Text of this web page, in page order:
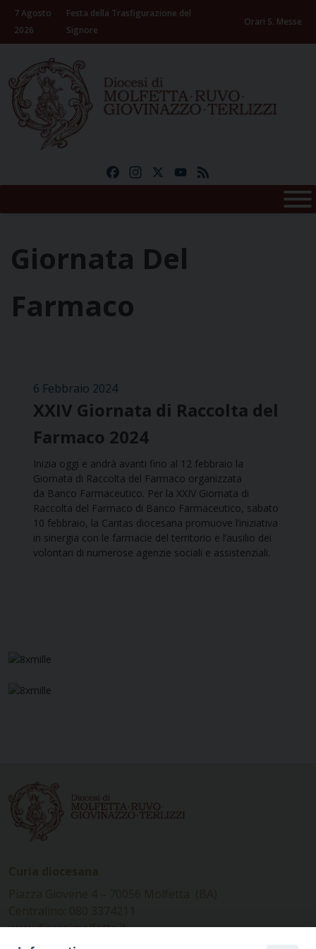
Skip
content
7 Agosto
2026
Festa della Trasfigurazione del
Signore
Orari S. Messe
FacebookInstagramYouTube
Giornata Del
Farmaco
6 Febbraio 2024
XXIV Giornata di Raccolta del
Farmaco 2024
Inizia oggi e andrà avanti fino al 12 febbraio la
Giornata di Raccolta del Farmaco organizzata
da Banco Farmaceutico. Per la XXIV Giornata di
Raccolta del Farmaco di Banco Farmaceutico, sabato
10 febbraio, la Caritas diocesana promuove l’iniziativa
in sinergia con le farmacie del territorio e l’ausilio dei
volontari di numerose agenzie sociali e assistenziali.
www.diocesimolfetta.it –
diocesimolfetta@pec.chiesacattolica.it